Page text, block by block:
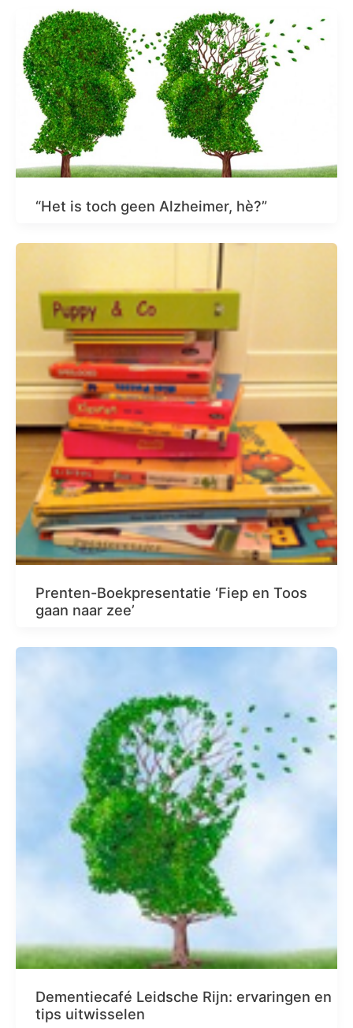
“Het is toch geen Alzheimer, hè?”
Prenten-Boekpresentatie ‘Fiep en Toos
gaan naar zee’
Dementiecafé Leidsche Rijn: ervaringen en
tips uitwisselen